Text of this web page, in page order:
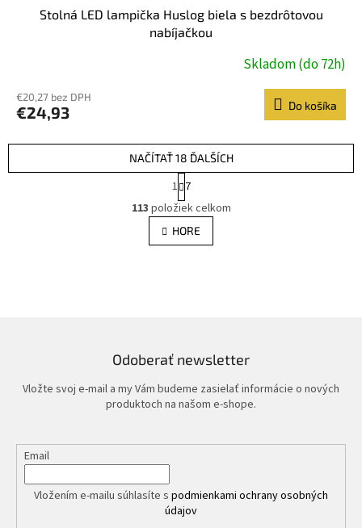
Stolná LED lampička Huslog biela s bezdrôtovou
nabíjačkou
Skladom (do 72h)
€20,27 bez DPH
€24,93 Do košíka
O
v
l
á
r
v
k
y
p
u
NAČÍTAŤ 18 ĎALŠÍCH
S
t
r
á
n
k
1 7
113 položiek celkom
HORE
Odoberať newsletter
Vložte svoj e-mail a my Vám budeme zasielať informácie o nových
produktoch na našom e-shope.
Email
Vložením e-mailu súhlasíte s podmienkami ochrany osobných
údajov